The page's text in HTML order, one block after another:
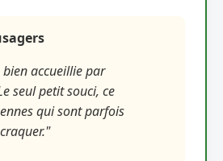
bien accueillie par
seul petit souci, ce
qui sont parfois